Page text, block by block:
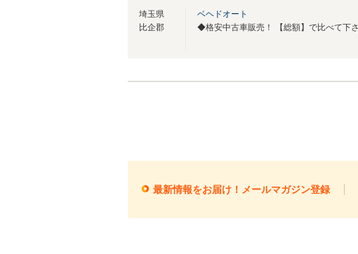
埼玉県
比企郡
ベヘドオート
最新情報をお届け！メールマガジン登録